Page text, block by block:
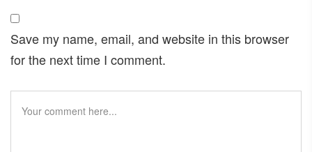
Save my name, email, and website in this browser
for the next time I comment.